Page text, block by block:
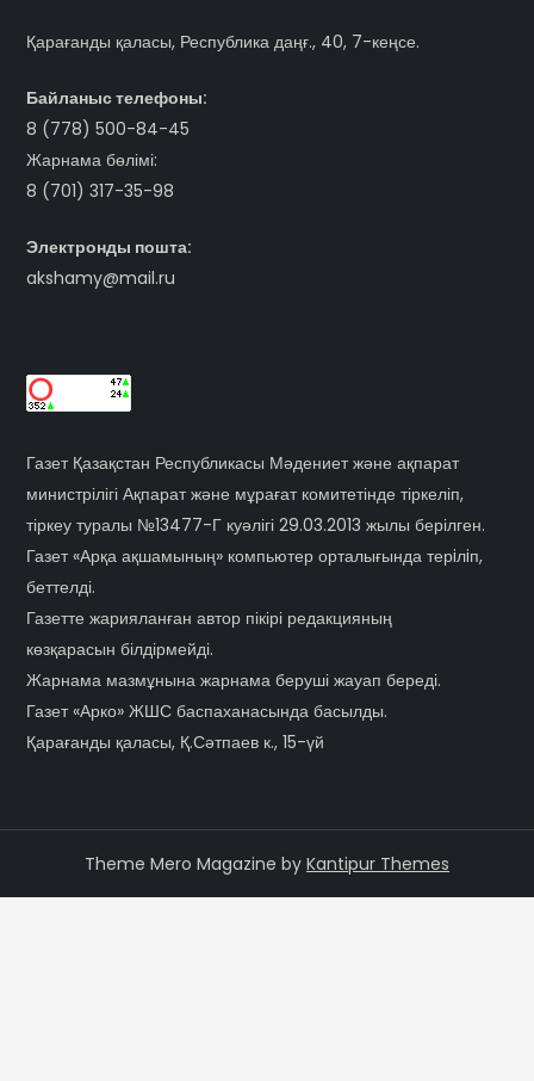
Қарағанды қаласы, Республика даңғ., 40, 7-кеңсе.
Байланыс телефоны:
8 (778) 500-84-45
Жарнама бөлімі:
8 (701) 317-35-98
Электронды пошта:
akshamy@mail.ru
Газет Қазақстан Республикасы Мәдениет және ақпарат
министрілігі Ақпарат және мұрағат комитетінде тіркеліп,
тіркеу туралы №13477-Г куәлігі 29.03.2013 жылы берілген.
Газет «Арқа ақшамының» компьютер орталығында терiлiп,
беттелді.
Газетте жарияланған автор пікірі редакцияның
көзқарасын білдірмейді.
Жарнама мазмұнына жарнама беруші жауап береді.
Газет «Арко» ЖШС баспаханасында басылды.
Қарағанды қаласы, Қ.Сәтпаев к., 15-үй
Theme Mero Magazine by Kantipur Themes